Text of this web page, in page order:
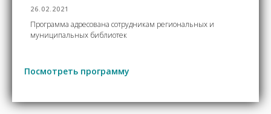
26.02.2021
Программа адресована сотрудникам региональных и
муниципальных библиотек
Посмотреть программу